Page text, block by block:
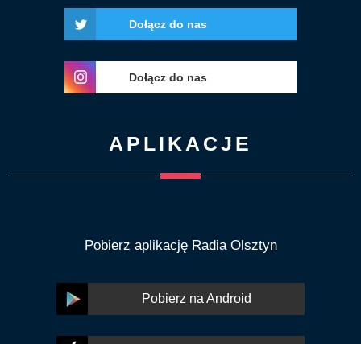
Dołącz do nas
Dołącz do nas
APLIKACJE
Pobierz aplikację Radia Olsztyn
Pobierz na Android